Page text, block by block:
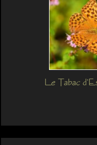
Le Tabac